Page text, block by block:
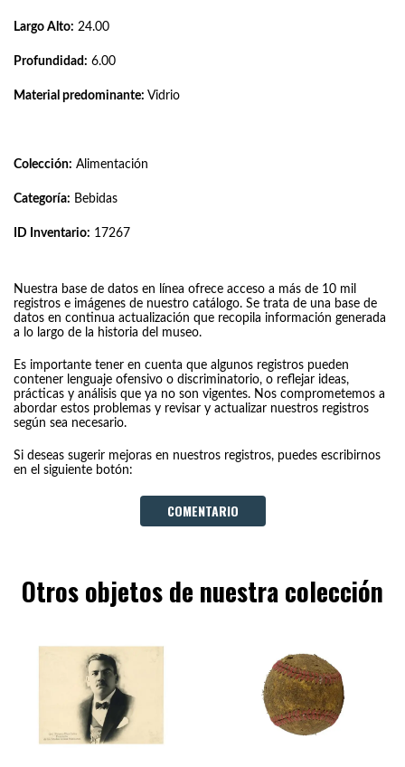
Largo Alto: 24.00
Profundidad: 6.00
Material predominante: Vidrio
Colección: Alimentación
Categoría: Bebidas
ID Inventario: 17267
Nuestra base de datos en línea ofrece acceso a más de 10 mil
registros e imágenes de nuestro catálogo. Se trata de una base de
datos en continua actualización que recopila información generada
a lo largo de la historia del museo.
Es importante tener en cuenta que algunos registros pueden
contener lenguaje ofensivo o discriminatorio, o reflejar ideas,
prácticas y análisis que ya no son vigentes. Nos comprometemos a
abordar estos problemas y revisar y actualizar nuestros registros
según sea necesario.
Si deseas sugerir mejoras en nuestros registros, puedes escribirnos
en el siguiente botón:
COMENTARIO
Otros objetos de nuestra colección